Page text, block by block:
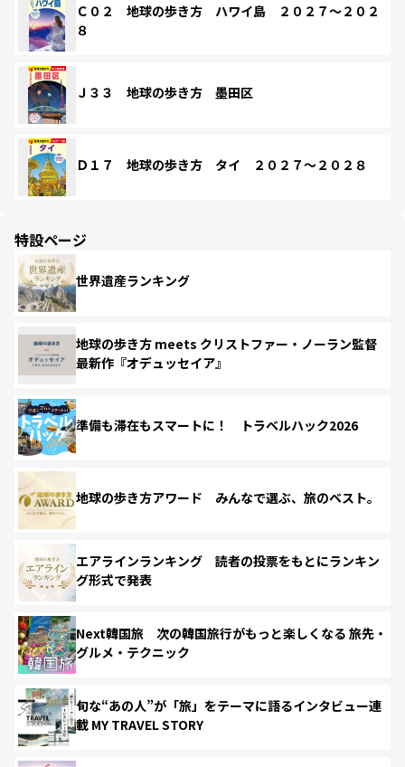
Ｃ０２ 地球の歩き方 ハワイ島 ２０２７～２０２
８
Ｊ３３ 地球の歩き方 墨田区
Ｄ１７ 地球の歩き方 タイ ２０２７～２０２８
特設ページ
世界遺産ランキング
地球の歩き方 meets クリストファー・ノーラン監督
最新作『オデュッセイア』
準備も滞在もスマートに！ トラベルハック2026
地球の歩き方アワード みんなで選ぶ、旅のベスト。
エアラインランキング 読者の投票をもとにランキン
グ形式で発表
Next韓国旅 次の韓国旅行がもっと楽しくなる 旅先・
グルメ・テクニック
旬な“あの人”が「旅」をテーマに語るインタビュー連
載 MY TRAVEL STORY